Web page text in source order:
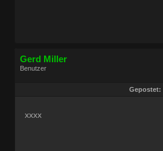
Gerd Miller
Benutzer
Gepostet:
xxxx